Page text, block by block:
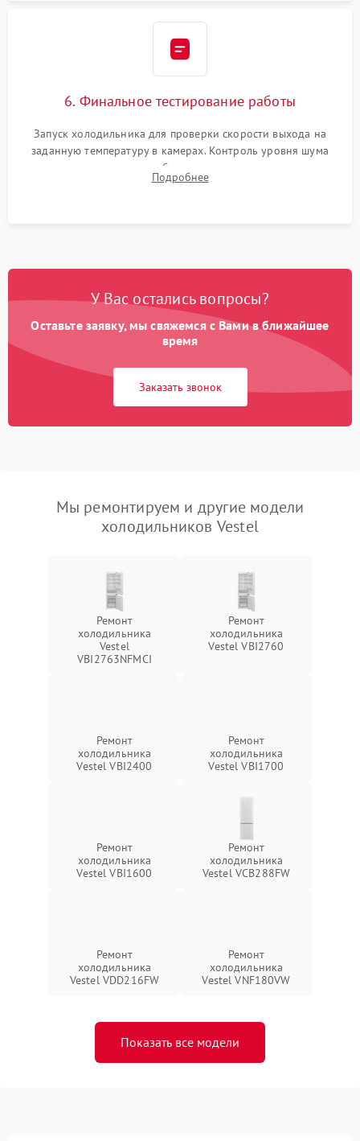
6. Финальное тестирование работы
Запуск холодильника для проверки скорости выхода на
заданную температуру в камерах. Контроль уровня шума
компрессора, отсутствия обмерзания стенок и корректного
срабатывания системы автоматической оттайки.
Подробнее
У Вас остались вопросы?
Оставьте заявку, мы свяжемся с Вами в ближайшее
время
Заказать звонок
Мы ремонтируем и другие модели
холодильников Vestel
Ремонт
холодильника
Vestel
VBI2763NFMCI
Ремонт
холодильника
Vestel VBI2760
Ремонт
холодильника
Vestel VBI2400
Ремонт
холодильника
Vestel VBI1700
Ремонт
холодильника
Vestel VBI1600
Ремонт
холодильника
Vestel VCB288FW
Ремонт
холодильника
Vestel VDD216FW
Ремонт
холодильника
Vestel VNF180VW
Показать все модели